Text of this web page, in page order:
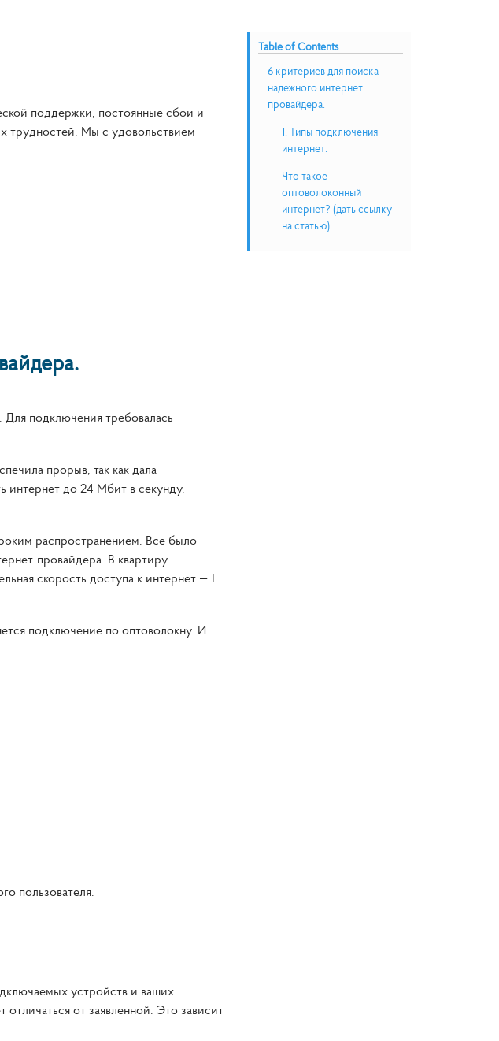
поддержки, постоянные сбои и
трудностей. Мы с удовольствием
подключения требовалась
прорыв, так как дала
интернет до 24 Мбит в секунду.
распространением. Все было
провайдера. В квартиру
скорость доступа к интернет — 1
подключение по оптоволокну. И
пользователя.
устройств и ваших
от заявленной. Это зависит
Table of Contents
6 критериев для поиска
надежного интернет
провайдера.
1. Типы подключения
интернет.
Что такое
оптоволоконный
интернет? (дать ссылку
на статью)